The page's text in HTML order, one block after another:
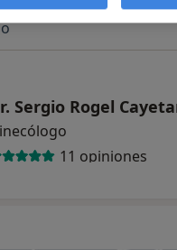
Sergio Rogel
11 opiniones